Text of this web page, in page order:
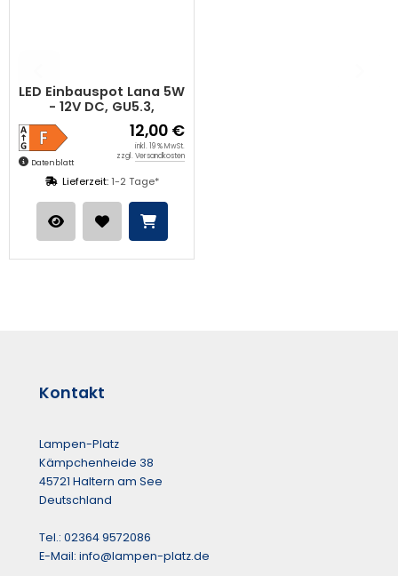
LED Einbauspot Lana 5W
- 12V DC, GU5.3,
warmweiß
Lieferzeit:1-2 Tage*
Datenblatt
12,00 €
inkl. 19 % MwSt.
zzgl. Versandkosten
Kontakt
Lampen-Platz
Kämpchenheide 38
45721 Haltern am See
Deutschland
Tel.: 02364 9572086
E-Mail: info@lampen-platz.de